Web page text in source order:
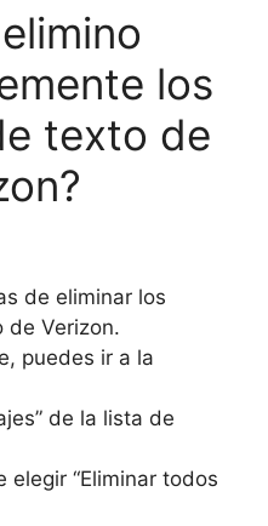
los
texto de
de eliminar los
de Verizon.
puedes ir a la
de la lista de
elegir “Eliminar todos